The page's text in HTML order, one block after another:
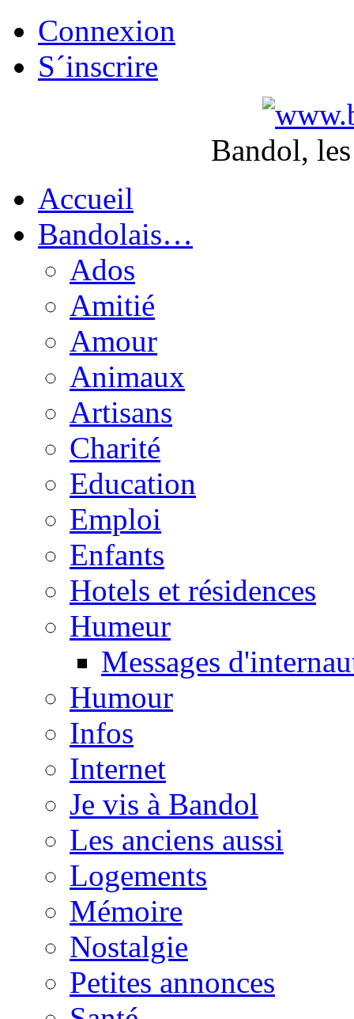
Connexion
S´inscrire
Bandol,
Accueil
Bandolais…
Ados
Amitié
Amour
Animaux
Artisans
Charité
Education
Emploi
Enfants
Hotels et résidences
Humeur
Messages
Humour
Infos
Internet
Je vis à Bandol
Les anciens aussi
Logements
Mémoire
Nostalgie
Petites annonces